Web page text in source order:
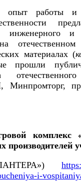
опыт работы
инженерного и
материалах (
прошли
Минпромторг,
комплекс
производителей
i-